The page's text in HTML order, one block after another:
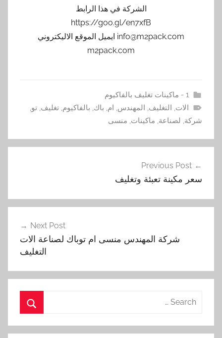
الشركة في هذا الرابط
https://goo.gl/en7xfB
info@m2pack.com ايميل الموقع الاليكتروني
m2pack.com
1 - ماكينات تغليف بالفاكيوم
الات, التغليف, المهندس, ام, باك, بالفاكيوم,تغليف,تو,
شركة, لصناعة, ماكينات, منسى
المقالات
Previous Post
سعر مكينة تعبئة وتغليف
Next Post
شركة المهندس منسى ام توباك لصناعة الات
التغليف
Search